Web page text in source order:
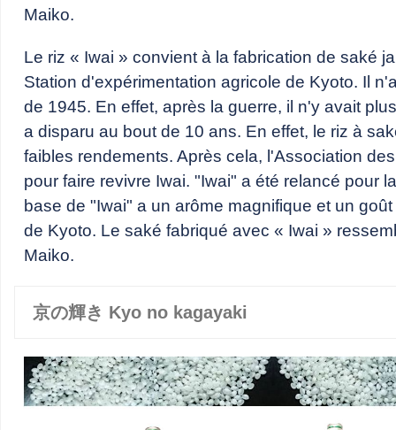
Maiko.
Le riz « Iwai » convient à la fabrication de saké
Station d'expérimentation agricole de Kyoto. Il
de 1945. En effet, après la guerre, il n'y avait
a disparu au bout de 10 ans. En effet, le riz à
faibles rendements. Après cela, l'Association
pour faire revivre Iwai. "Iwai" a été relancé pour
base de "Iwai" a un arôme magnifique et un
de Kyoto. Le saké fabriqué avec « Iwai »
Maiko.
京の輝き Kyo no kagayaki